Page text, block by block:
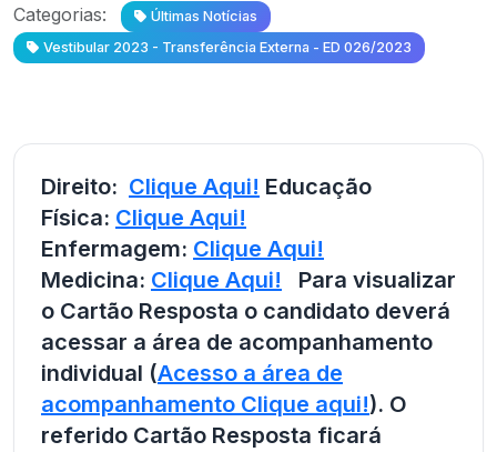
Categorias:
Últimas Notícias
Vestibular 2023 - Transferência Externa - ED 026/2023
Direito: Clique Aqui! Educação
Física: Clique Aqui!
Enfermagem: Clique Aqui!
Medicina: Clique Aqui! Para visualizar
o Cartão Resposta o candidato deverá
acessar a área de acompanhamento
individual (Acesso a área de
acompanhamento Clique aqui!). O
referido Cartão Resposta ficará